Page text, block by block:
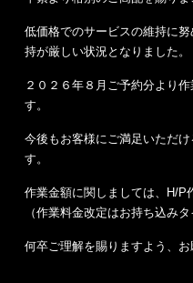
低価格でのサービスの維持に
持が厳しい状況となりました。
２０２６年８月ご予約分より
す。
今後もお客様にご満足いただ
す。
作業金額に関しましては、H/P
（作業料金改定はお持ち込み
何卒ご理解を賜りますよう、お